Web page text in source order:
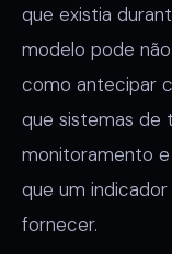
que existia
modelo pode
como antecipar
que sistemas de
monitoramento
que um
fornecer.